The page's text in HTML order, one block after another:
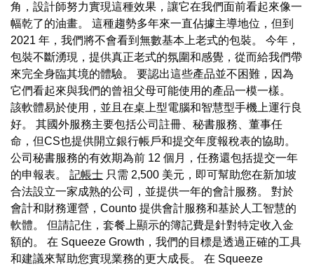
角，設計師努力實現這種效果，讓它在我們面前看起來像一
幅乾了的油畫。 這種趨勢多年來一直佔據主導地位，但到
2021 年，我們將不會看到無數基本上老式的包裝。 今年，
包裝不斷湧現，提供真正老式的氛圍和感覺，從而給我們帶
來完全身臨其境的體驗。 要認出這些產品並不困難，因為
它們看起來與我們的曾祖父母可能使用的產品一模一樣。
該軟體易於使用，並且在桌上型電腦和智慧型手機上運行良
好。 其國外服務主要包括公司註冊、秘書服務、董事任
命，但CS也提供開立銀行帳戶和提交年度報稅表的協助。
公司秘書服務的有效期為前 12 個月，任務還包括提交一年
的申報表。 記帳士 只需 2,500 美元，即可幫助您在新加坡
合法設立一家成熟的公司，並提供一年的會計服務。 對於
會計和財務運營，Counto 提供會計服務和基於人工智慧的
軟體。 但請記住，套餐上顯示的簿記費是針對特定收入金
額的。 在 Squeeze Growth，我們的目標是透過正確的工具
和建議來幫助您實現業務的更大成長。 在 Squeeze